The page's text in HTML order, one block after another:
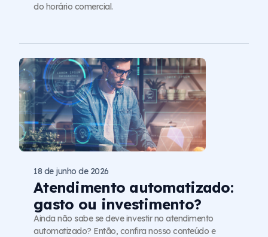
do horário comercial.
Atendimento automatizado:
gasto ou investimento?
18 de junho de 2026
Ainda não sabe se deve investir no atendimento
automatizado? Então, confira nosso conteúdo e